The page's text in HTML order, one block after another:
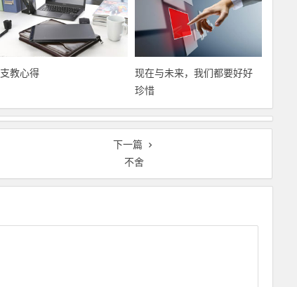
支教心得
现在与未来，我们都要好好
珍惜
下一篇
不舍